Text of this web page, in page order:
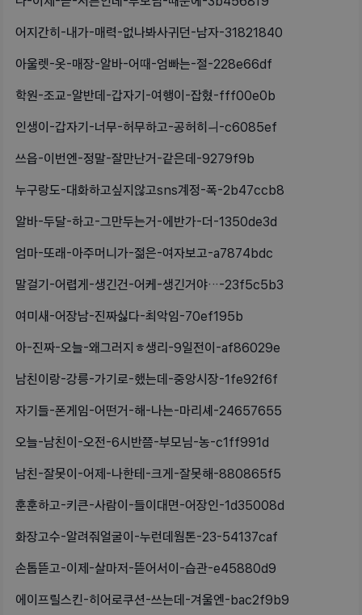
어지간히-내가-매력-없나봐사귀던-남자-31821840
아울렛-옷-매장-알바-어때-엄빠는-절-228e66df
학원-조교-알반데-갑자기-여행이-잡혔-fff00e0b
인생이-갑자기-너무-허무하고-공허히ㅢ-c6085ef
쓰읍-이번엔-정말-잘만난거-같은데-9279f9b
누구랑도-대화하고싶지않고sns계정-폭-2b47ccb8
알바-두달-하고-그만두는거-에반가-더-1350de3d
엄마-또래-아주머니가-젊은-여자보고-a7874bdc
말걸기-어렵게-생긴건-어케-생긴거야…-23f5c5b3
여미새-어장남-진짜싫다-최악임-70ef195b
아-진짜-오늘-왜그러지ㅎ생리-9일전이-af86029e
남친이랑-강릉-가기로-했는데-중앙시장-1fe92f6f
자기들-폰게임-어떤거-해-나는-마리셰-24657655
오늘-남친이-오전-6시반쯤-부모님-농-c1ff991d
남친-잘못이-어제-나한테-크게-잘못해-880865f5
훈훈하고-키큰-사람이-들이대면-어장인-1d35008d
화장고수-알려줘얼굴이-누런데웜톤-23-54137caf
손톱뜯고-이제-살마저-뜯어서이-습관-e45880d9
에이프릴스킨-히어로쿠션-쓰는데-겨울엔-bac2f9b9